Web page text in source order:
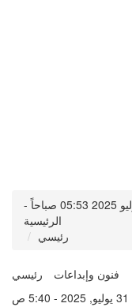
باسل النجار - القاهرة - الخميس 31 يوليو 2025 05:53 صباحاً -
الرئيسية
رئيسي
رئيسي
فنون وإبداعات